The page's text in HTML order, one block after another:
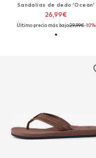
Sandalias de dedo 'Ocean'
26,99€
Último precio más bajo:29,99€-10%